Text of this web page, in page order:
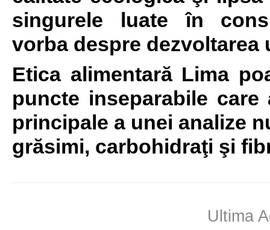
singurele luate în
vorba despre dezvoltarea
Etica alimentară Lima
puncte inseparabile care
principale a unei analize
grăsimi, carbohidraţi şi
Ultima